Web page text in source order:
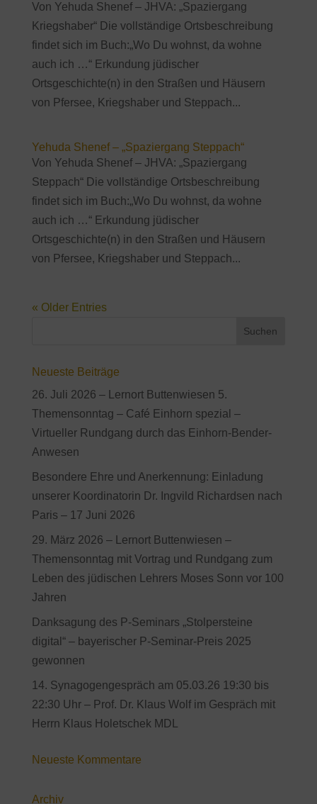
Von Yehuda Shenef – JHVA: „Spaziergang
Kriegshaber“ Die vollständige Ortsbeschreibung
findet sich im Buch:„Wo Du wohnst, da wohne
auch ich …“ Erkundung jüdischer
Ortsgeschichte(n) in den Straßen und Häusern
von Pfersee, Kriegshaber und Steppach...
Yehuda Shenef – „Spaziergang Steppach“
Von Yehuda Shenef – JHVA: „Spaziergang
Steppach“ Die vollständige Ortsbeschreibung
findet sich im Buch:„Wo Du wohnst, da wohne
auch ich …“ Erkundung jüdischer
Ortsgeschichte(n) in den Straßen und Häusern
von Pfersee, Kriegshaber und Steppach...
« Older Entries
Neueste Beiträge
26. Juli 2026 – Lernort Buttenwiesen 5.
Themensonntag – Café Einhorn spezial –
Virtueller Rundgang durch das Einhorn-Bender-
Anwesen
Besondere Ehre und Anerkennung: Einladung
unserer Koordinatorin Dr. Ingvild Richardsen nach
Paris – 17 Juni 2026
29. März 2026 – Lernort Buttenwiesen –
Themensonntag mit Vortrag und Rundgang zum
Leben des jüdischen Lehrers Moses Sonn vor 100
Jahren
Danksagung des P-Seminars „Stolpersteine
digital“ – bayerischer P-Seminar-Preis 2025
gewonnen
14. Synagogengespräch am 05.03.26 19:30 bis
22:30 Uhr – Prof. Dr. Klaus Wolf im Gespräch mit
Herrn Klaus Holetschek MDL
Neueste Kommentare
Archiv